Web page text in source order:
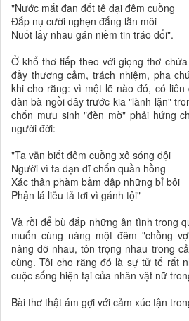
"Nước mắt đan đốt tê dại đêm cuồng
Đắp nụ cười nghẹn đắng lằn môi
Nuốt lấy nhau gán niềm tin tráo đổi".
Ở khổ thơ tiếp theo với giọng thơ
đầy thương cảm, trách nhiệm, pha
khi cho rằng: vì một lẽ nào đó, có
đàn bà ngồi đây trước kia "lành lặn"
chốn mưu sinh "đèn mờ" phải hứng
người đời:
"Ta vẫn biết đêm cuồng xô sóng dội
Người vì ta dạn dĩ chốn quần hồng
Xác thân phàm bầm dập những bỉ bôi
Phận lá liễu tả tơi vì gánh tội"
Và rồi để bù đắp những ân tình trong
muốn cùng nàng một đêm "chồng
nâng đỡ nhau, tôn trọng nhau trong
cùng. Tôi cho rằng đó là sự tử tế rất
cuộc sống hiện tại của nhân vật nữ
Bài thơ thật ám gợi với cảm xúc tận